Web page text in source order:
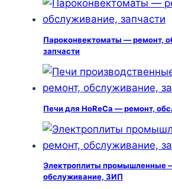
Пароконвектоматы — ремонт,
запчасти
Печи для HoReCa — ремонт,
Электроплиты промышленные
обслуживание, ЗИП